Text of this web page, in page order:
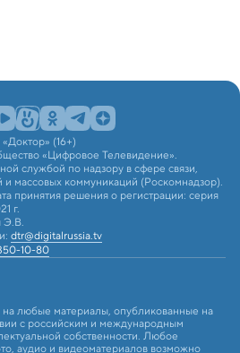
(16+)
«Цифровое Телевидение».
службой по надзору в сфере связи,
массовых коммуникаций (Роскомнадзор).
принятия решения о регистрации: серия
г.
Э.В.
dtr@digitalrussia.tv
10-80
любые материалы, опубликованные на
с российским и международным
собственности. Любое
аудио и видеоматериалов возможно